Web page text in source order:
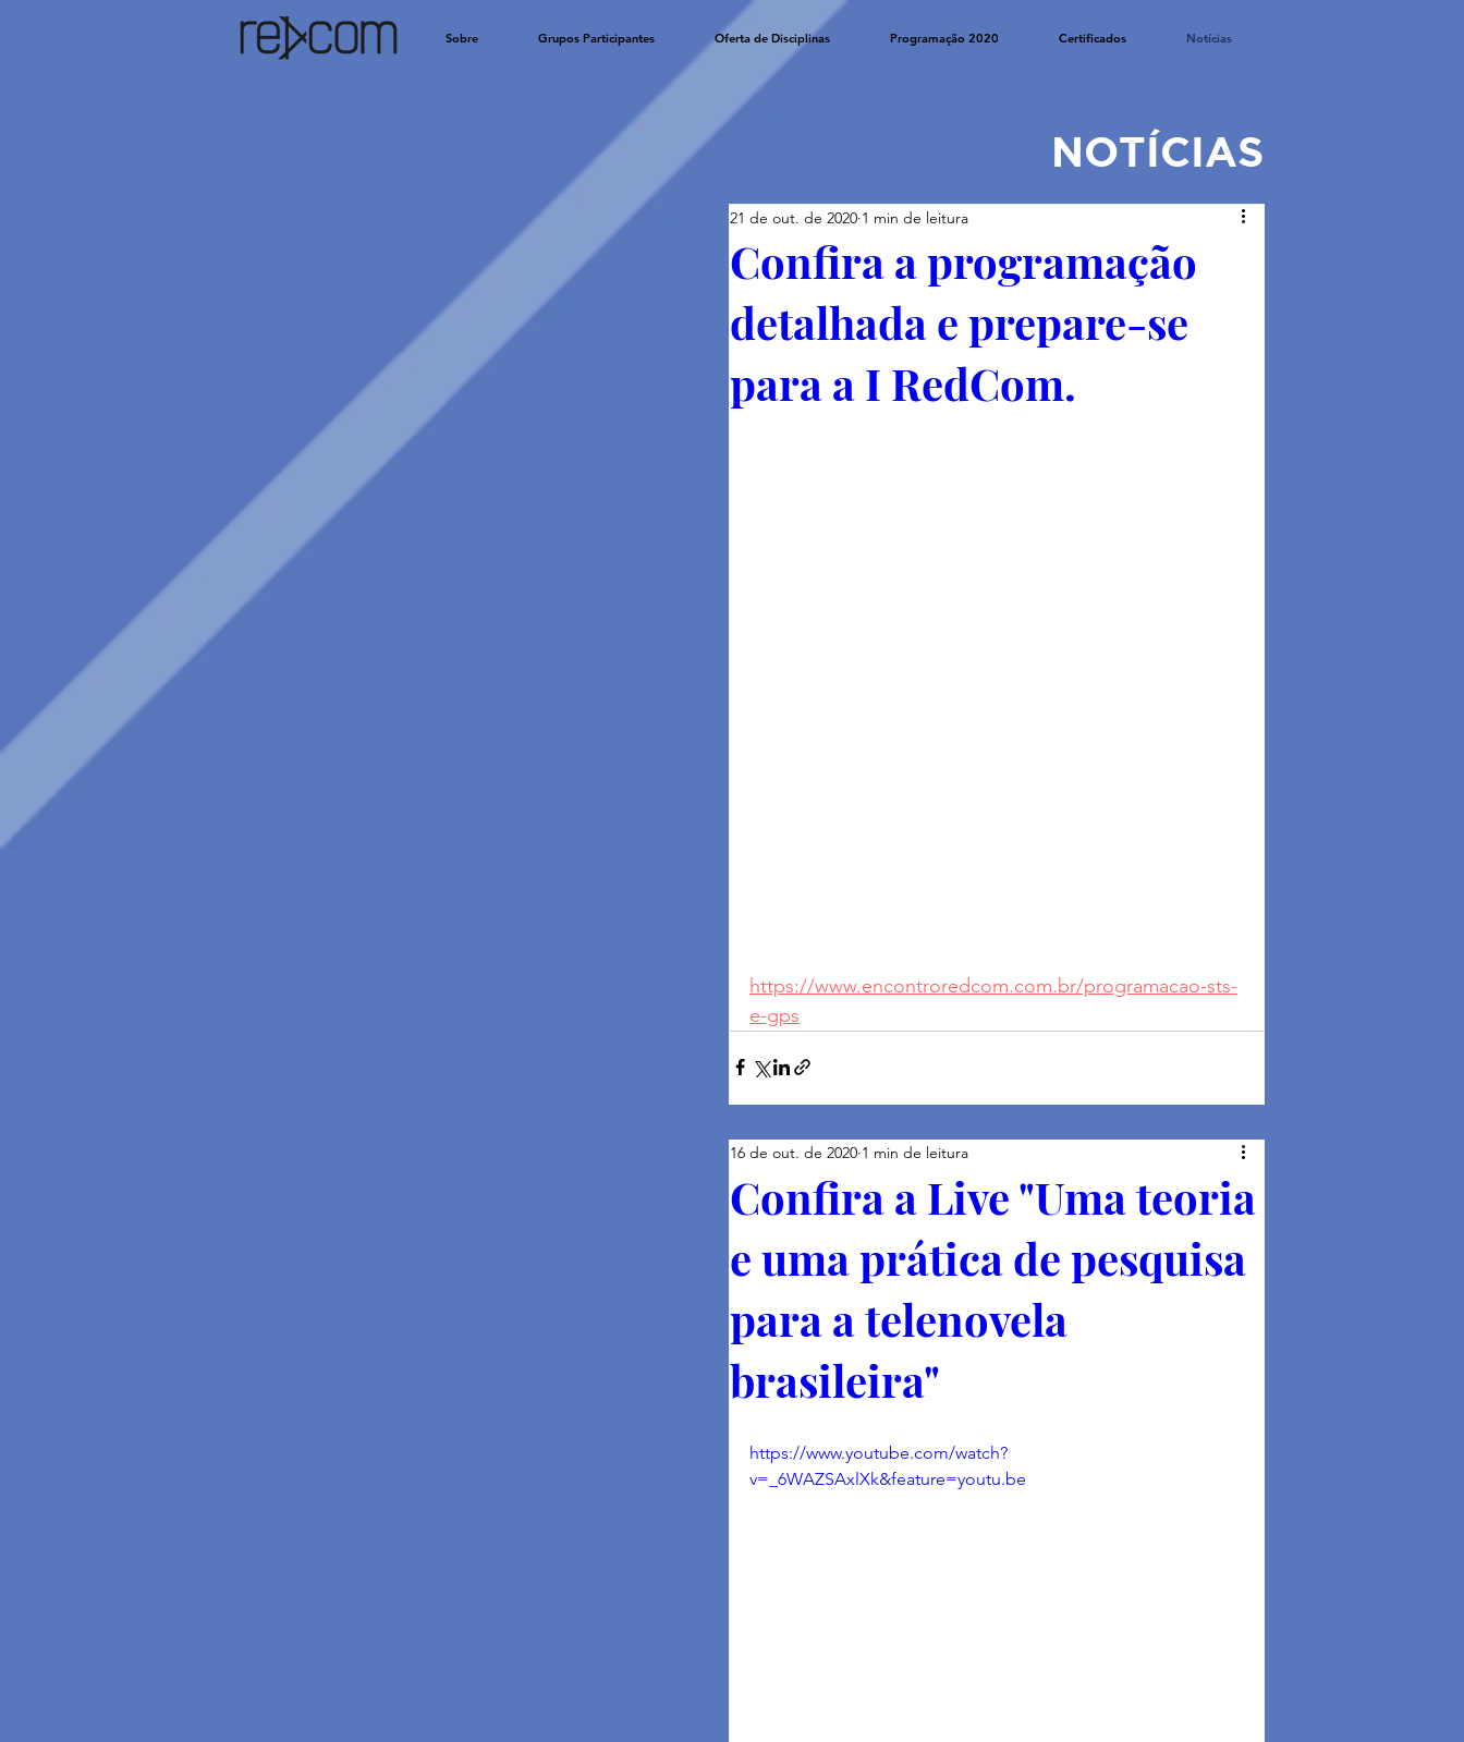
Sobre Grupos Participantes Oferta de Disciplinas Programação 2020 Certificados Notícias
NOTÍCIAS
Confira a programação
detalhada e prepare-se
para a I RedCom.
21 de out. de 2020 1 min de leitura
https://www.encontroredcom.com.br/programacao-sts-
e-gps
Confira a Live "Uma teoria
e uma prática de pesquisa
para a telenovela
brasileira"
16 de out. de 2020 1 min de leitura
https://www.youtube.com/watch?
v=_6WAZSAxlXk&feature=youtu.be